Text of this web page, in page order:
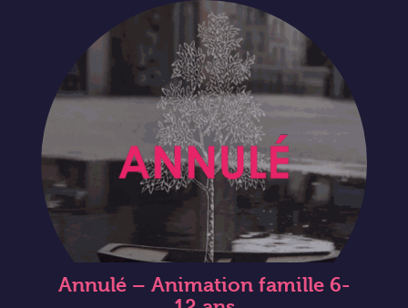
Annulé – Animation famille 6-